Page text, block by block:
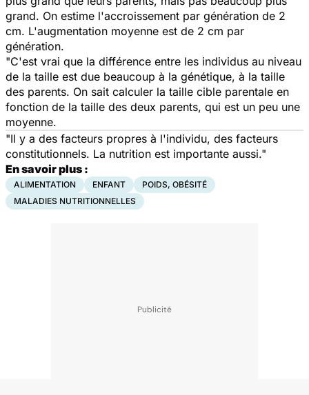
grand. On estime l'accroissement par génération de 2
cm. L'augmentation moyenne est de 2 cm par
génération.
"C'est vrai que la différence entre les individus au niveau
de la taille est due beaucoup à la génétique, à la taille
des parents. On sait calculer la taille cible parentale en
fonction de la taille des deux parents, qui est un peu une
moyenne.
"Il y a des facteurs propres à l'individu, des facteurs
constitutionnels. La nutrition est importante aussi."
En savoir plus :
ALIMENTATION ENFANT
POIDS, OBÉSITÉ
MALADIES NUTRITIONNELLES